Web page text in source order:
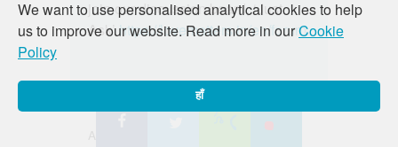
We want to use personalised analytical cookies to help
us to improve our website. Read more in ourCookie
Policy
हाँ
Md
Tasleem
join our discussion board, ‘Just
Ask’https://lovematters.in/en/forum